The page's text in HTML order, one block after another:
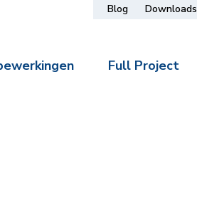
Blog Downloads
Full Project